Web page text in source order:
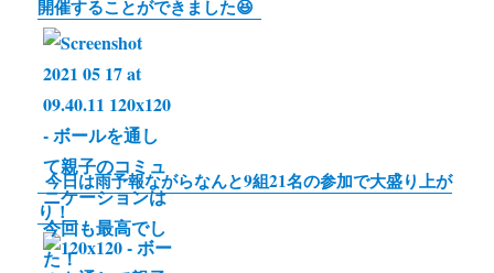
開催することができました😆
今日は雨予報ながらなんと9組21名の参加で大盛り上が
り！